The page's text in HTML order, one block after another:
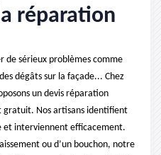
réparation
de sérieux problèmes comme
dégâts sur la façade... Chez
un devis réparation
Nos artisans identifient
et interviennent efficacement.
ou d’un bouchon, notre